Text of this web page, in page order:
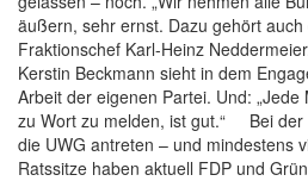
äußern, sehr ernst. Dazu gehört auch
Fraktionschef Karl-Heinz
Kerstin Beckmann sieht in dem
Arbeit der eigenen Partei. Und:
zu Wort zu melden, ist gut.“ Bei der
die UWG antreten – und mindestens
Ratssitze haben aktuell FDP und